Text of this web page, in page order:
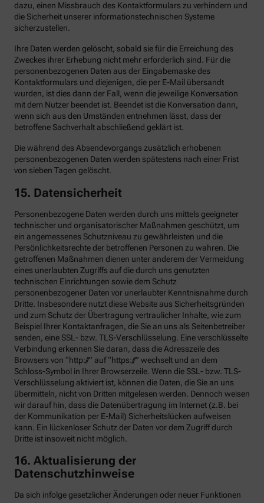
dazu, einen Missbrauch des Kontaktformulars zu verhindern und
die Sicherheit unserer informationstechnischen Systeme
sicherzustellen.
Ihre Daten werden gelöscht, sobald sie für die Erreichung des
Zweckes ihrer Erhebung nicht mehr erforderlich sind. Für die
personenbezogenen Daten aus der Eingabemaske des
Kontaktformulars und diejenigen, die per E-Mail übersandt
wurden, ist dies dann der Fall, wenn die jeweilige Konversation
mit dem Nutzer beendet ist. Beendet ist die Konversation dann,
wenn sich aus den Umständen entnehmen lässt, dass der
betroffene Sachverhalt abschließend geklärt ist.
Die während des Absendevorgangs zusätzlich erhobenen
personenbezogenen Daten werden spätestens nach einer Frist
von sieben Tagen gelöscht.
15. Datensicherheit
Personenbezogene Daten werden durch uns mittels geeigneter
technischer und organisatorischer Maßnahmen geschützt, um
ein angemessenes Schutzniveau zu gewährleisten und die
Persönlichkeitsrechte der betroffenen Personen zu wahren. Die
getroffenen Maßnahmen dienen unter anderem der Vermeidung
eines unerlaubten Zugriffs auf die durch uns genutzten
technischen Einrichtungen sowie dem Schutz
personenbezogener Daten vor unerlaubter Kenntnisnahme durch
Dritte. Insbesondere nutzt diese Website aus Sicherheitsgründen
und zum Schutz der Übertragung vertraulicher Inhalte, wie zum
Beispiel Ihrer Kontaktanfragen, die Sie an uns als Seitenbetreiber
senden, eine SSL- bzw. TLS-Verschlüsselung. Eine verschlüsselte
Verbindung erkennen Sie daran, dass die Adresszeile des
Browsers von “http://” auf “https://” wechselt und an dem
Schloss-Symbol in Ihrer Browserzeile. Wenn die SSL- bzw. TLS-
Verschlüsselung aktiviert ist, können die Daten, die Sie an uns
übermitteln, nicht von Dritten mitgelesen werden. Dennoch weisen
wir darauf hin, dass die Datenübertragung im Internet (z.B. bei
der Kommunikation per E-Mail) Sicherheitslücken aufweisen
kann. Ein lückenloser Schutz der Daten vor dem Zugriff durch
Dritte ist insoweit nicht möglich.
16. Aktualisierung der
Datenschutzhinweise
Da sich infolge gesetzlicher Änderungen oder neuer Funktionen